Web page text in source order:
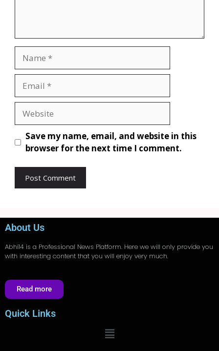
Save my name, email, and website in this
browser for the next time I comment.
About Us
Abhi14 is a Professional News Platform. Here we will only provide you
with interesting content that you will enjoy very much.
Read more
Quick Links